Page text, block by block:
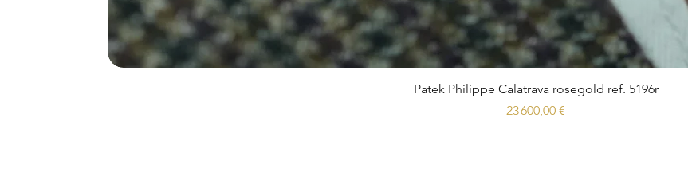
Patek Philippe Calatrava rosegold ref. 5196r
Prix
23 600,00 €